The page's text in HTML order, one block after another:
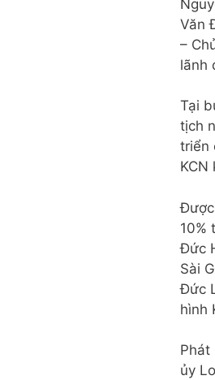
Văn
–
lãnh
Tại
tịch
triển
10%
Đức
Sài
Đức
hình
Phát
ủy